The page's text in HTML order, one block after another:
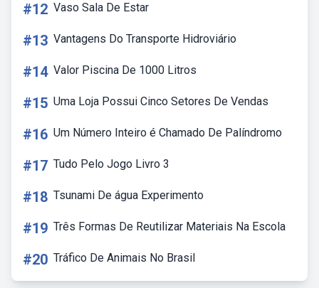
#12 Vaso Sala De Estar
#13 Vantagens Do Transporte Hidroviário
#14 Valor Piscina De 1000 Litros
#15 Uma Loja Possui Cinco Setores De Vendas
#16 Um Número Inteiro é Chamado De Palíndromo
#17 Tudo Pelo Jogo Livro 3
#18 Tsunami De água Experimento
#19 Três Formas De Reutilizar Materiais Na Escola
#20 Tráfico De Animais No Brasil